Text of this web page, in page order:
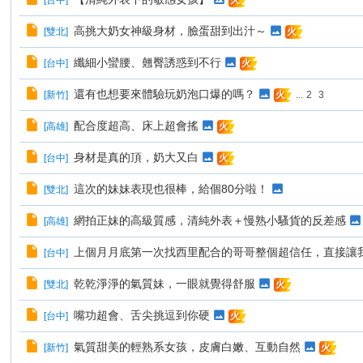
[雙北] 高挑大奶女神級身材，臉蛋甜到出汁～ 火
[台中] 纖細小蠻腰、翹臀誘惑到不行 火
[新竹] 還有也想要來體驗玩奶泡口爆的嗎？ 火 ... 2 3
[高雄] 配合度超高、床上超會搖 火
[台中] 身材是真的頂，奶大又白 火
[雙北] 這次的妹妹表現也很棒，給個80分啦！
[高雄] 網拍正妹的高級質感，清純外表＋慢熟小騷貨的反差感
[台中] 上個月月底第一次找西里配合的哥哥整個超信任，直接讓
[雙北] 乾乾淨淨的氣質妹，一眼就覺得舒服 火
[台中] 嘴功超會、舌尖挑逗到你硬 火
[新竹] 氣質甜美的輕熟系女孩，皮膚白嫩、互動自然 火